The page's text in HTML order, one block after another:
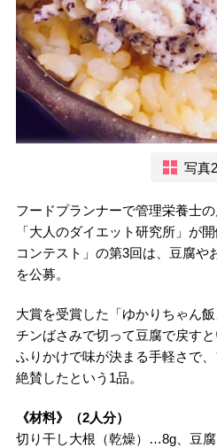
写真
フードプランナーで管理栄養士
「大人のダイエット研究所」が
コンテスト」の第3回は、豆腐や
を公募。
大賞を受賞した「ゆかりちゃん
チンばさみで切って豆腐で戻す
ふりかけで味が決まる手軽さで
絶賛したという1品。
《材料》（2人分）
切り干し大根（乾燥）…8g、豆